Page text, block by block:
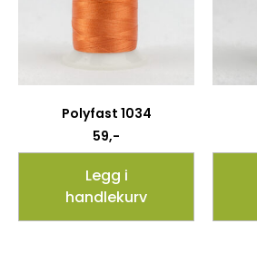
Polyfast 1034
59,-
Legg i
handlekurv